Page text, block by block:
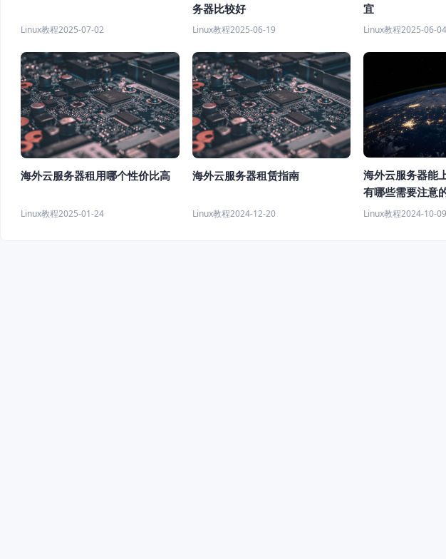
Linux教程2025-07-02
务器比较好
Linux教程2025-06-19
宜
Linux教程2025-06-04
海外云服务器租用哪个性价比高
Linux教程2025-01-24
海外云服务器租赁指南
Linux教程2024-12-20
海外云服务器能
有哪些需要注意
Linux教程2024-10-09